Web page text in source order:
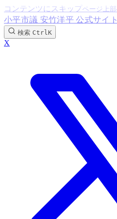
コンテンツにスキップ
小平市議 安竹洋平 公式サイト
検索 CtrlK
X